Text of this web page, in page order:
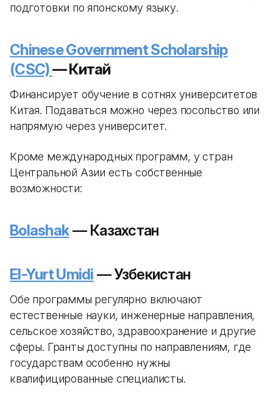
подготовки по японскому языку.
Chinese Government Scholarship
(CSC)— Китай
Финансирует обучение в сотнях университетов
Китая. Подаваться можно через посольство или
напрямую через университет.
Кроме международных программ, у стран
Центральной Азии есть собственные
возможности:
Bolashak— Казахстан
El-Yurt Umidi — Узбекистан
Обе программы регулярно включают
естественные науки, инженерные направления,
сельское хозяйство, здравоохранение и другие
сферы. Гранты доступны по направлениям, где
государствам особенно нужны
квалифицированные специалисты.